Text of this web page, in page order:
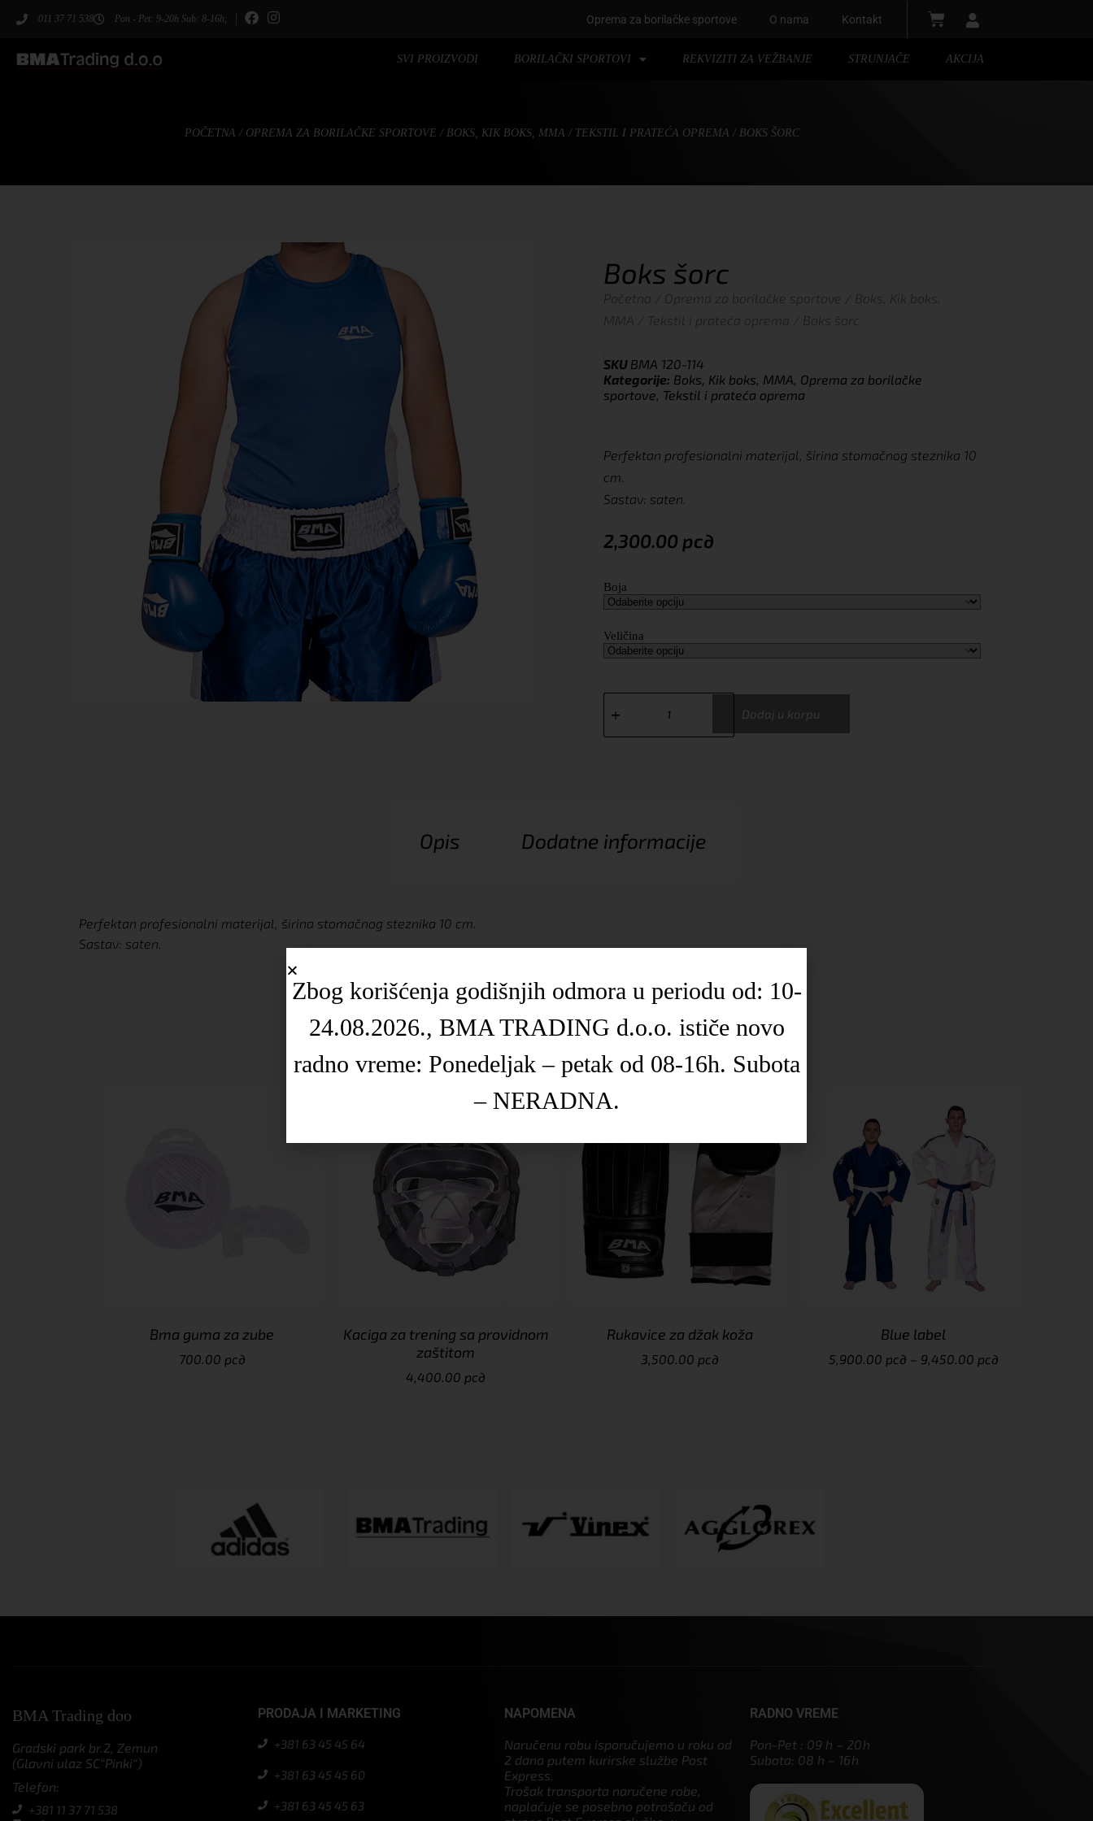
011 37 71 538 Pon - Pet: 9-20h Sub: 8-16h; Oprema za borilačke sportove O nama Kontakt
SVI PROIZVODI BORILAČKI SPORTOVI REKVIZITI ZA VEŽBANJE STRUNJAČE AKCIJA
POČETNA / OPREMA ZA BORILAČKE SPORTOVE / BOKS, KIK BOKS, MMA / TEKSTIL I PRATEĆA OPREMA / BOKS ŠORC
Boks šorc
Početna Oprema za borilačke sportove
Boks, Kik boks,
MMA
Tekstil i prateća oprema / Boks šorc
SKU BMA 120-114
Kategorije: Boks, Kik boks, MMA, Oprema za borilačke
sportove, Tekstil i prateća oprema
Perfektan profesionalni materijal, širina stomačnog steznika 10
cm.
Sastav: saten.
2,300.00 рсд
Boja
Veličina
Dodaj u korpu
Opis Dodatne informacije
Perfektan profesionalni materijal, širina stomačnog steznika 10 cm.
Sastav: saten.
Povezani proizvodi
Bma guma za zube
700.00 рсд
Kaciga za trening sa providnom
zaštitom
4,400.00 рсд
Rukavice za džak koža
3,500.00 рсд
Blue label
5,900.00 рсд – 9,450.00 рсд
BMA Trading doo
Gradski park br.2, Zemun
(Glavni ulaz SC“Pinki“)
Telefon:
+381 11 37 71 538
PRODAJA I MARKETING
+381 63 45 45 64
+381 63 45 45 60
+381 63 45 45 63
NAPOMENA
Naručenu robu isporučujemo u roku od
2 dana putem kurirske službe Post
Express.
Trošak transporta naručene robe,
naplaćuje se posebno potrošaču od
RADNO VREME
Pon-Pet : 09 h – 20h
Subota: 08 h – 16h
Zbog korišćenja godišnjih odmora u periodu od: 10-
24.08.2026., BMA TRADING d.o.o. ističe novo
radno vreme: Ponedeljak – petak od 08-16h. Subota
– NERADNA.